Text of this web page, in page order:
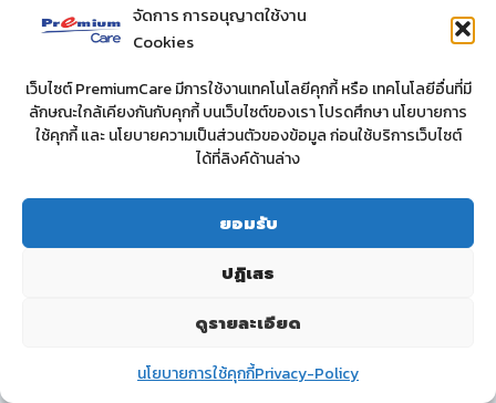
จัดการ การอนุญาตใช้งาน
Cookies
เว็บไซต์ PremiumCare มีการใช้งานเทคโนโลยีคุกกี้ หรือ เทคโนโลยีอื่นที่มี
ลักษณะใกล้เคียงกันกับคุกกี้ บนเว็บไซต์ของเรา โปรดศึกษา นโยบายการ
ใช้คุกกี้ และ นโยบายความเป็นส่วนตัวของข้อมูล ก่อนใช้บริการเว็บไซต์
ได้ที่ลิงค์ด้านล่าง
ยอมรับ
ปฏิเสธ
ดูรายละเอียด
นโยบายการใช้คุกกี้Privacy-Policy